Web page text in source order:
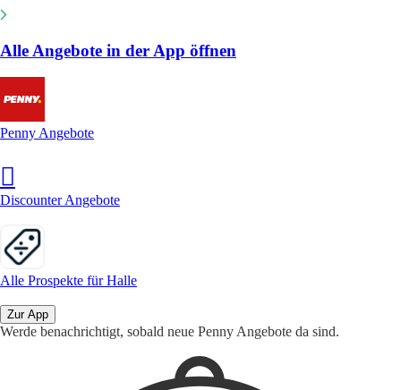
Alle Angebote in der App öffnen
Penny Angebote
Discounter Angebote
Alle Prospekte für Halle
Zur App
Werde benachrichtigt, sobald neue Penny Angebote da sind.